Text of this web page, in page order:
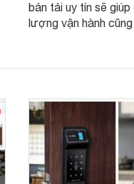
bán tải uy tín sẽ
lượng vận hành